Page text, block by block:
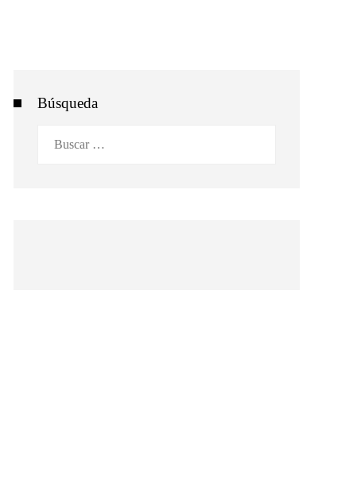
Búsqueda